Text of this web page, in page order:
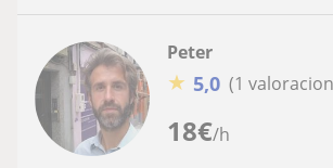
18€/h
Peter
★ 5,0 (1